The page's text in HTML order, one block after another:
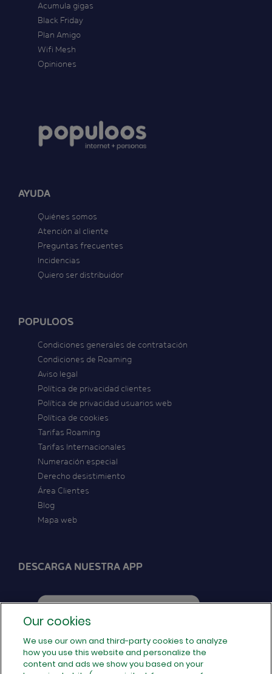
Acumula gigas
Black Friday
Plan Amigo
Wifi Mesh
Opiniones
AYUDA
Quiénes somos
Atención al cliente
Preguntas frecuentes
Incidencias
Quiero ser distribuidor
POPULOOS
Condiciones generales de contratación
Condiciones de Roaming
Aviso legal
Política de privacidad clientes
Política de privacidad usuarios web
Política de cookies
Tarifas Roaming
Tarifas Internacionales
Numeración especial
Derecho desistimiento
Área Clientes
Blog
Mapa web
DESCARGA NUESTRA APP
SÍGUENOS EN REDES
Our cookies
We use our own and third-party cookies to analyze
how you use this website and personalize the
content and ads we show you based on your